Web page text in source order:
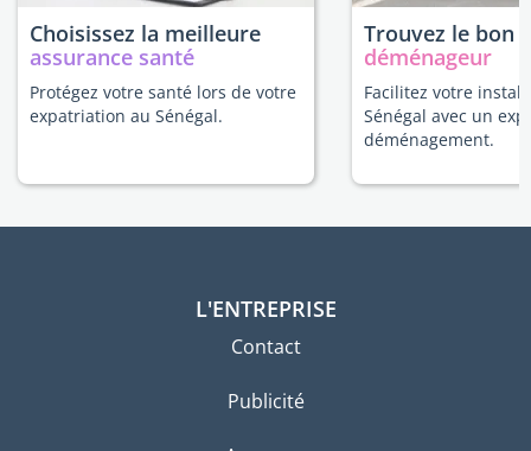
Choisissez la meilleure
assurance santé
Protégez votre santé lors de votre
expatriation au Sénégal.
Trouvez le bon
déménageur
Facilitez votre
Sénégal avec un
déménagement.
L'ENTREPRISE
Contact
Publicité